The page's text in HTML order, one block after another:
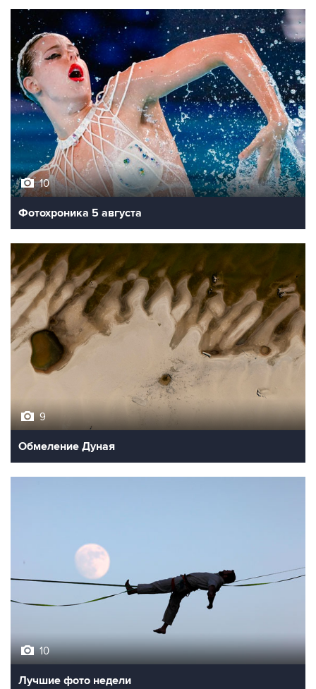
10
Фотохроника 5 августа
9
Обмеление Дуная
10
Лучшие фото недели